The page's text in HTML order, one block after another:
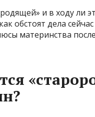
и в ходу ли
обстоят дела
материнства